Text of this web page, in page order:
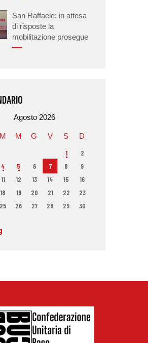
San Raffaele: in attesa
di risposte la
mobilitazione prosegue
Agosto 2026
M M G V S D
1
2
4 5 6 7 8
9
11 12 13 14 15
16
18 19 20 21 22
23
25 26 27 28 29
30